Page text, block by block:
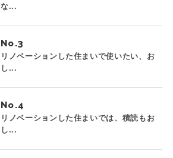
な...
No.
リノベーションした住まいで使いたい、お
し...
No.
リノベーションした住まいでは、積読もお
し...